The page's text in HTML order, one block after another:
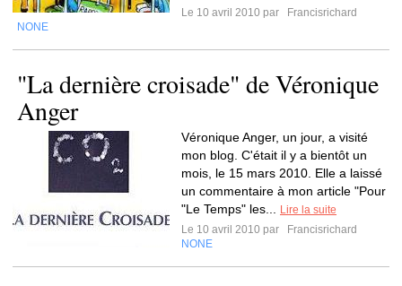
Le 10 avril 2010 par
Francisrichard
NONE
"La dernière croisade" de Véronique
Anger
Véronique Anger, un jour, a visité
mon blog. C'était il y a bientôt un
mois, le 15 mars 2010. Elle a laissé
un commentaire à mon article "Pour
"Le Temps" les...
Lire la suite
Le 10 avril 2010 par
Francisrichard
NONE